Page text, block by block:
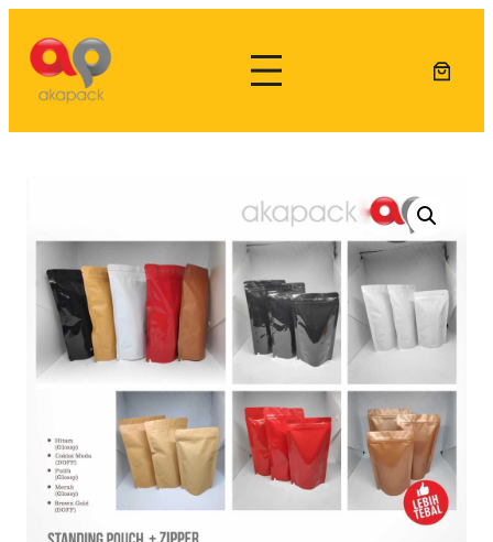
konten